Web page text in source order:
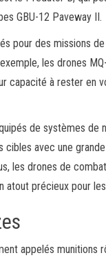
GBU-12 Paveway II.
pour des missions
les drones
capacité à rester en
de systèmes de
avec une
les drones de
atout précieux pour
appelés